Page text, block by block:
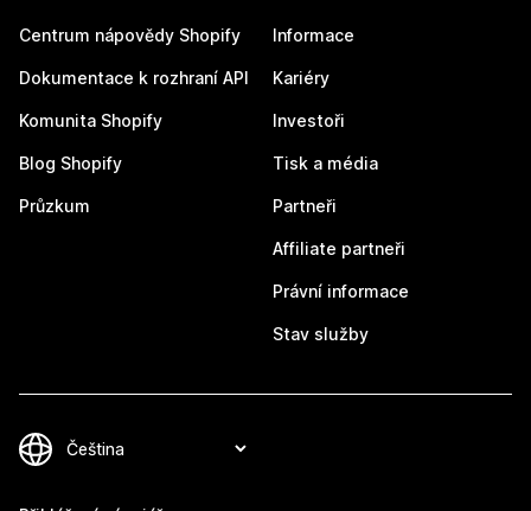
Centrum nápovědy Shopify
Dokumentace k rozhraní API
Komunita Shopify
Blog Shopify
Průzkum
Informace
Kariéry
Investoři
Tisk a média
Partneři
Affiliate partneři
Právní informace
Stav služby